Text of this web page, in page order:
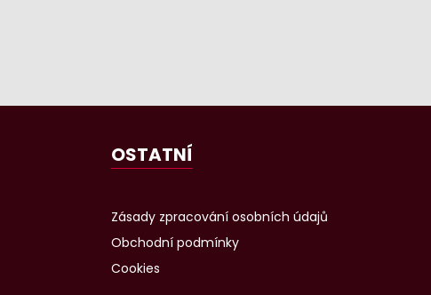
OSTATNÍ
Zásady zpracování osobních údajů
Obchodní podmínky
Cookies